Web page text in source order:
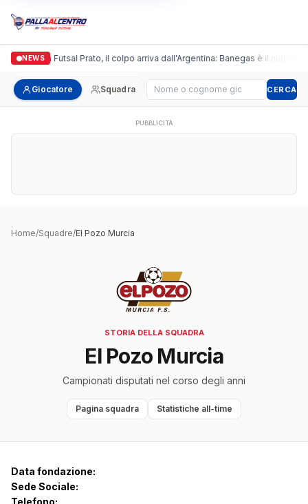
NEWS
Italgronda Futsal Prato, il colpo arriva dall'Argentina: Banegas è il nuovo
Giocatore Squadra Cerca giocatore CERCA
PUBBLICITÀ
Home/Squadre/El Pozo Murcia
STORIA DELLA SQUADRA
El Pozo Murcia
Campionati disputati nel corso degli anni
Pagina squadra Statistiche all-time
Data fondazione:
Sede Sociale:
Telefono: